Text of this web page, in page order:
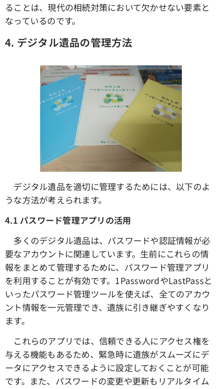
ることは、現代の相続対策において欠かせない要素と
なっているのです。
4. デジタル遺品の管理方法
デジタル遺品を適切に管理するためには、以下のよ
うな方法が考えられます。
4.1 パスワード管理アプリの活用
多くのデジタル遺品は、パスワードや認証情報が必
要なアカウントに関連しています。生前にこれらの情
報をまとめて管理するために、パスワード管理アプリ
を利用することが有効です。1PasswordやLastPassと
いったパスワード管理ツールを使えば、全てのアカウ
ント情報を一元管理でき、遺族に引き継ぎやすくなり
ます。
これらのアプリでは、信頼できる人にアクセス権を
与える機能もあるため、緊急時に遺族がスムーズにデ
ータにアクセスできるように設定しておくことが可能
です。また、パスワードの変更や更新もリアルタイム